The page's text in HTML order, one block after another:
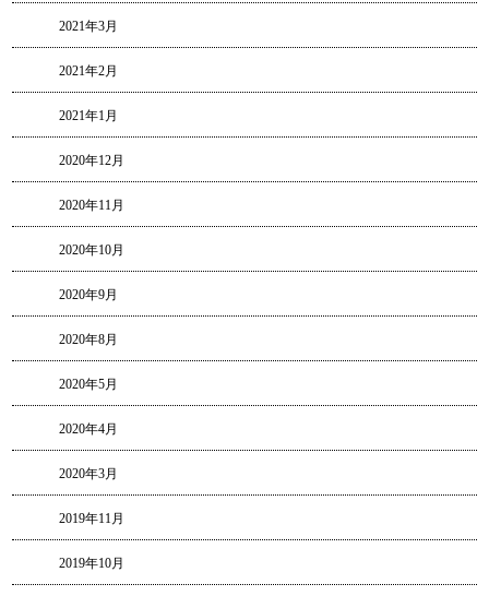
2021年3月
2021年2月
2021年1月
2020年12月
2020年11月
2020年10月
2020年9月
2020年8月
2020年5月
2020年4月
2020年3月
2019年11月
2019年10月